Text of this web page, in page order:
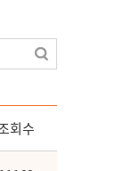
회수